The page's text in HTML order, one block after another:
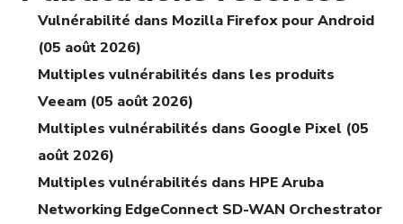
Vulnérabilité dans Mozilla Firefox pour Android
(05 août 2026)
Multiples vulnérabilités dans les produits
Veeam (05 août 2026)
Multiples vulnérabilités dans Google Pixel (05
août 2026)
Multiples vulnérabilités dans HPE Aruba
Networking EdgeConnect SD-WAN Orchestrator